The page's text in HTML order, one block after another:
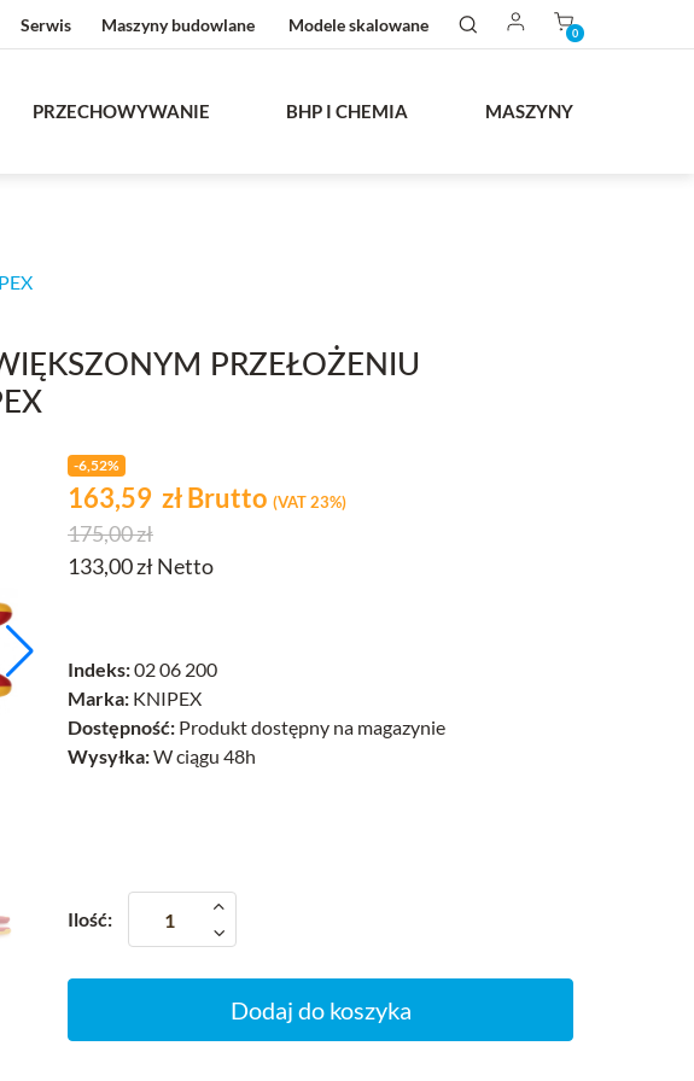
Serwis Maszyny budowlane Modele skalowane 0
PRZECHOWYWANIE BHP I CHEMIA MASZYNY
PRZEŁOŻENIU
-6,52%
Cena
zł
163,59 złBrutto (VAT 23%)
Cena podstawowa
175,00 zł
133,00 zł Netto
Indeks:02 06 200
Marka: KNIPEX
Dostępność: Produkt dostępny na magazynie
Wysyłka:W ciągu 48h
Ilość:
Dodaj do koszyka